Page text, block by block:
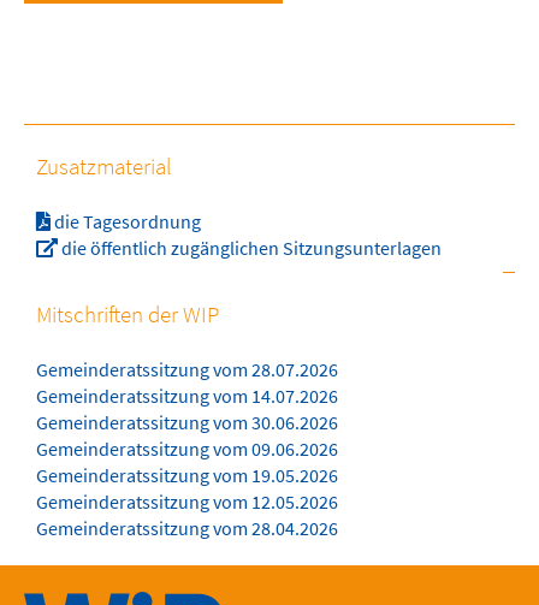
Zusatzmaterial
die Tagesordnung
die öffentlich zugänglichen Sitzungsunterlagen
Mitschriften der WIP
Gemeinderatssitzung vom 28.07.2026
Gemeinderatssitzung vom 14.07.2026
Gemeinderatssitzung vom 30.06.2026
Gemeinderatssitzung vom 09.06.2026
Gemeinderatssitzung vom 19.05.2026
Gemeinderatssitzung vom 12.05.2026
Gemeinderatssitzung vom 28.04.2026